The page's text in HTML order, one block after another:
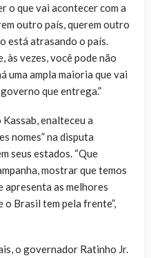
o que vai acontecer com a
outro país, querem outro
está atrasando o país.
às vezes, você pode não
uma ampla maioria que vai
que entrega.”
enalteceu a
nomes” na disputa
seus estados. “Que
mostrar que temos
apresenta as melhores
o Brasil tem pela frente”,
o governador Ratinho Jr.